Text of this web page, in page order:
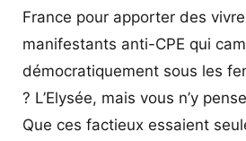
France pour apporter des
manifestants anti-CPE qui
démocratiquement sous les
? L’Elysée, mais vous n’y
Que ces factieux essaient